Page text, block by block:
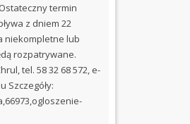
termin
z dniem 22
niekompletne lub
rozpatrywane.
tel. 58 32 68 572, e-
Szczegóły: